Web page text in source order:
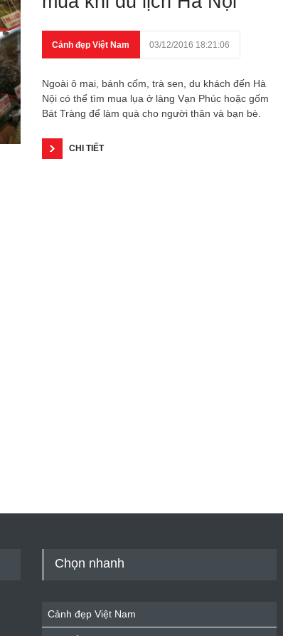
Cảnh đẹp Việt Nam 03/12/2016 18:21:06
Ngoài ô mai, bánh cốm, trà sen, du khách đến Hà
Nội có thể tìm mua lụa ở làng Vạn Phúc hoặc gốm
Bát Tràng để làm quà cho người thân và bạn bè.
CHI TIẾT
Chọn nhanh
Cảnh đẹp Việt Nam